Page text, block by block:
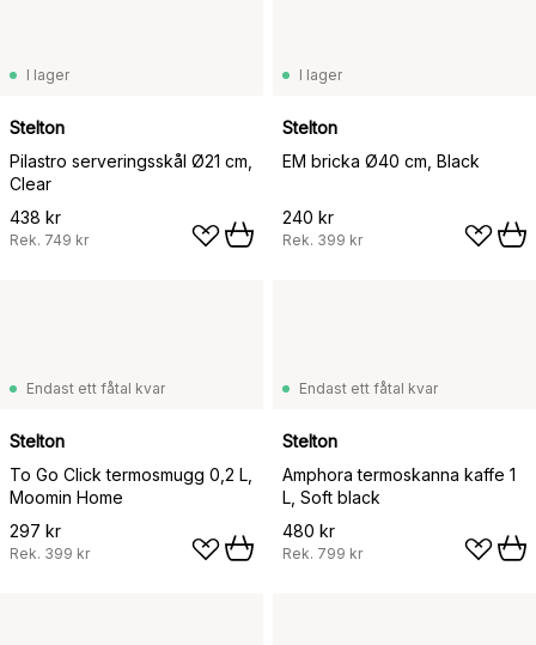
I lager
Stelton
Pilastro serveringsskål Ø21 cm,
Clear
438 kr
Rek. 749 kr
I lager
Stelton
EM bricka Ø40 cm, Black
240 kr
Rek. 399 kr
Endast ett fåtal kvar
Stelton
To Go Click termosmugg 0,2 L,
Moomin Home
297 kr
Rek. 399 kr
Endast ett fåtal kvar
Stelton
Amphora termoskanna kaffe 1
L, Soft black
480 kr
Rek. 799 kr